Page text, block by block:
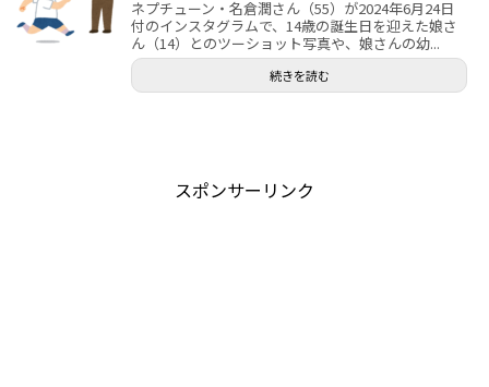
ネプチューン・名倉潤さん（55）が2024年6月24日
付のインスタグラムで、14歳の誕生日を迎えた娘さ
ん（14）とのツーショット写真や、娘さんの幼...
続きを読む
スポンサーリンク